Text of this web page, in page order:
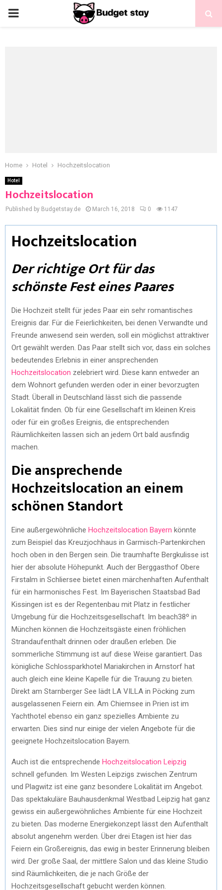
Home Hotel Hochzeitslocation
Hotel
Hochzeitslocation
Published by Budgetstay.de March 16, 2018 0 1147
Hochzeitslocation
Der richtige Ort für das
schönste Fest eines Paares
Die Hochzeit stellt für jedes Paar ein sehr romantisches
Ereignis dar. Für die Feierlichkeiten, bei denen Verwandte und
Freunde anwesend sein werden, soll ein möglichst attraktiver
Ort gewählt werden. Das Paar stellt sich vor, dass ein solches
bedeutendes Erlebnis in einer ansprechenden
Hochzeitslocation zelebriert wird. Diese kann entweder an
dem Wohnort gefunden werden oder in einer bevorzugten
Stadt. Überall in Deutschland lässt sich die passende
Lokalität finden. Ob für eine Gesellschaft im kleinen Kreis
oder für ein großes Ereignis, die entsprechenden
Räumlichkeiten lassen sich an jedem Ort bald ausfindig
machen.
Die ansprechende
Hochzeitslocation an einem
schönen Standort
Eine außergewöhnliche Hochzeitslocation Bayern könnte
zum Beispiel das Kreuzjochhaus in Garmisch-Partenkirchen
hoch oben in den Bergen sein. Die traumhafte Bergkulisse ist
hier der absolute Höhepunkt. Auch der Berggasthof Obere
Firstalm in Schliersee bietet einen märchenhaften Aufenthalt
für ein harmonisches Fest. Im Bayerischen Staatsbad Bad
Kissingen ist es der Regentenbau mit Platz in festlicher
Umgebung für die Hochzeitsgesellschaft. Im beach38º in
München können die Hochzeitsgäste einen fröhlichen
Strandaufenthalt drinnen oder draußen erleben. Die
sommerliche Stimmung ist auf diese Weise garantiert. Das
königliche Schlossparkhotel Mariakirchen in Arnstorf hat
auch gleich eine kleine Kapelle für die Trauung zu bieten.
Direkt am Starnberger See lädt LA VILLA in Pöcking zum
ausgelassenen Feiern ein. Am Chiemsee in Prien ist im
Yachthotel ebenso ein ganz spezielles Ambiente zu
erwarten. Dies sind nur einige der vielen Angebote für die
geeignete Hochzeitslocation Bayern.
Auch ist die entsprechende Hochzeitslocation Leipzig
schnell gefunden. Im Westen Leipzigs zwischen Zentrum
und Plagwitz ist eine ganz besondere Lokalität im Angebot.
Das spektakuläre Bauhausdenkmal Westbad Leipzig hat ganz
gewiss ein außergewöhnliches Ambiente für eine Hochzeit
zu bieten. Das moderne Energiekonzept lässt den Aufenthalt
absolut angenehm werden. Über drei Etagen ist hier das
Feiern ein Großereignis, das ewig in bester Erinnerung bleiben
wird. Der große Saal, der mittlere Salon und das kleine Studio
sind Räumlichkeiten, die je nach Größe der
Hochzeitsgesellschaft gebucht werden können.